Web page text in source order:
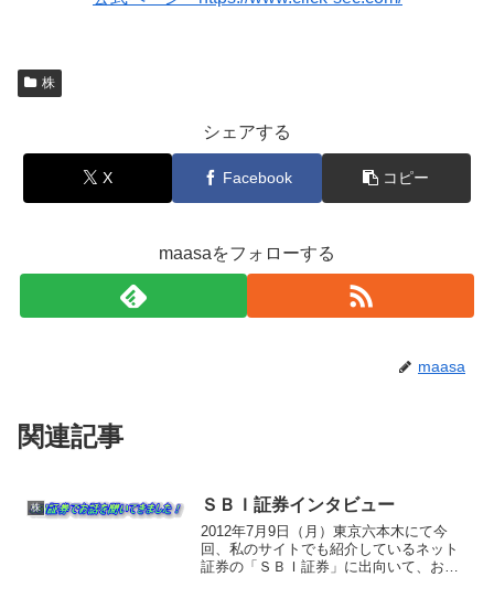
株
シェアする
X Facebook コピー
maasaをフォローする
maasa
関連記事
株 ＳＢＩ証券インタビュー
2012年7月9日（月）東京六本木にて今
回、私のサイトでも紹介しているネット
証券の「ＳＢＩ証券」に出向いて、お話